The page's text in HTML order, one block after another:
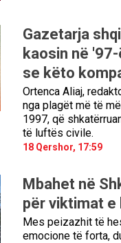
Gazetarja
kaosin në
se këto
Ortenca Aliaj,
nga plagët më të
1997, që
të luftës civile.
18 Qershor, 17:59
Mbahet në
për viktimat
Mes peizazhit të
emocione të forta,